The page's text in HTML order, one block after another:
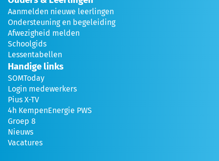
Aanmelden nieuwe leerlingen
Ondersteuning en begeleiding
Afwezigheid melden
Schoolgids
Lessentabellen
Handige links
SOMToday
Login medewerkers
Pius X-TV
4h KempenEnergie PWS
Groep 8
Nieuws
Vacatures